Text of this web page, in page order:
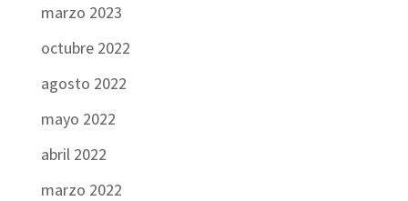
marzo 2023
octubre 2022
agosto 2022
mayo 2022
abril 2022
marzo 2022